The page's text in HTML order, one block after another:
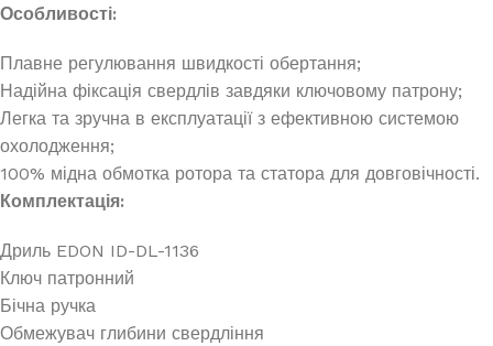
Особливості:
Плавне регулювання швидкості обертання;
Надійна фіксація свердлів завдяки ключовому патрону;
Легка та зручна в експлуатації з ефективною системою
охолодження;
100% мідна обмотка ротора та статора для довговічності.
Комплектація:
Дриль EDON ID-DL-1136
Ключ патронний
Бічна ручка
Обмежувач глибини свердління